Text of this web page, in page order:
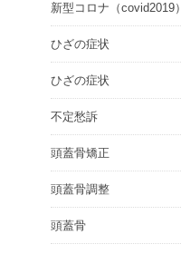
新型コロナ（covid2019）
ひざの症状
ひざの症状
不定愁訴
頭蓋骨矯正
頭蓋骨調整
頭蓋骨